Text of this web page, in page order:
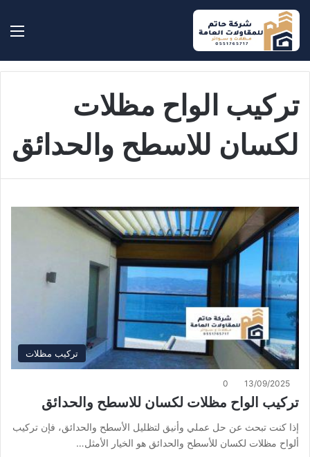
بحث
تركيب الواح مظلات
لكسان للاسطح والحدائق
تركيب مظلات
13/09/2025
0
تركيب الواح مظلات لكسان للاسطح والحدائق
إذا كنت تبحث عن حل عملي وأنيق لتظليل الأسطح والحدائق، فإن تركيب
ألواح مظلات لكسان للأسطح والحدائق هو الخيار الأمثل…